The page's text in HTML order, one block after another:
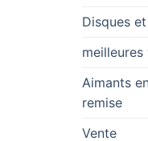
Disques
meilleures
Aimants
remise
Vente